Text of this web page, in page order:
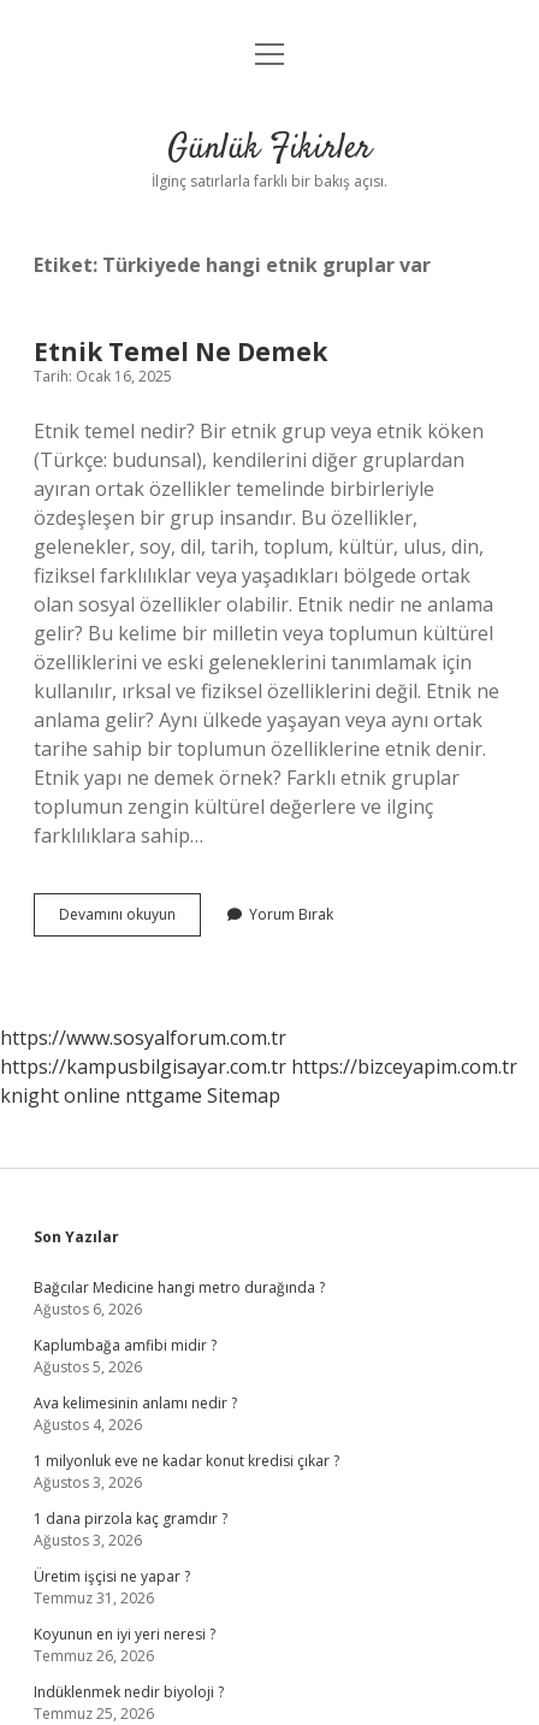
Anasayfa
Yasal Uyarı
menüyü
Günlük Fikirler
İlginç satırlarla farklı bir bakış açısı.
Etiket: Türkiyede hangi etnik gruplar var
Etnik Temel Ne Demek
Tarih: Ocak 16, 2025
Etnik temel nedir? Bir etnik grup veya etnik köken
(Türkçe: budunsal), kendilerini diğer gruplardan
ayıran ortak özellikler temelinde birbirleriyle
özdeşleşen bir grup insandır. Bu özellikler,
gelenekler, soy, dil, tarih, toplum, kültür, ulus, din,
fiziksel farklılıklar veya yaşadıkları bölgede ortak
olan sosyal özellikler olabilir. Etnik nedir ne anlama
gelir? Bu kelime bir milletin veya toplumun kültürel
özelliklerini ve eski geleneklerini tanımlamak için
kullanılır, ırksal ve fiziksel özelliklerini değil. Etnik ne
anlama gelir? Aynı ülkede yaşayan veya aynı ortak
tarihe sahip bir toplumun özelliklerine etnik denir.
Etnik yapı ne demek örnek? Farklı etnik gruplar
toplumun zengin kültürel değerlere ve ilginç
farklılıklara sahip…
Devamını okuyun
Temel
Yorum Bırak
https://www.sosyalforum.com.tr
https://kampusbilgisayar.com.tr https://bizceyapim.com.tr
knight online nttgame Sitemap
Sidebar
Son Yazılar
Bağcılar Medicine hangi metro durağında ?
Ağustos 6, 2026
Kaplumbağa amfibi midir ?
Ağustos 5, 2026
Ava kelimesinin anlamı nedir ?
Ağustos 4, 2026
1 milyonluk eve ne kadar konut kredisi çıkar ?
Ağustos 3, 2026
1 dana pirzola kaç gramdır ?
Ağustos 3, 2026
Üretim işçisi ne yapar ?
Temmuz 31, 2026
Koyunun en iyi yeri neresi ?
Temmuz 26, 2026
Indüklenmek nedir biyoloji ?
Temmuz 25, 2026